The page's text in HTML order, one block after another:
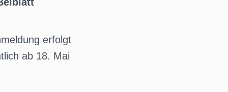
erfolgt
ab 18. Mai